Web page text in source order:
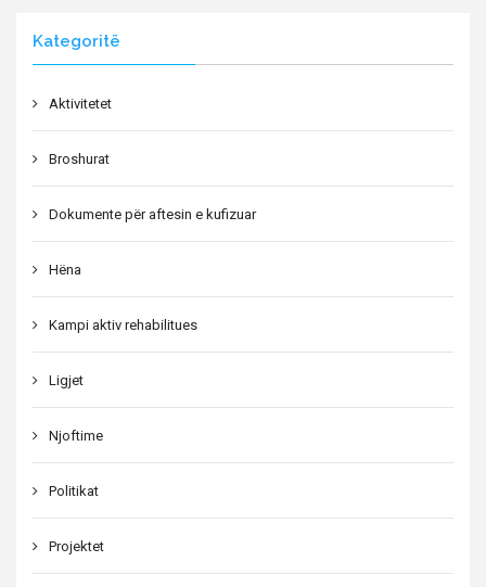
Kategoritë
Aktivitetet
Broshurat
Dokumente për aftesin e kufizuar
Hëna
Kampi aktiv rehabilitues
Ligjet
Njoftime
Politikat
Projektet